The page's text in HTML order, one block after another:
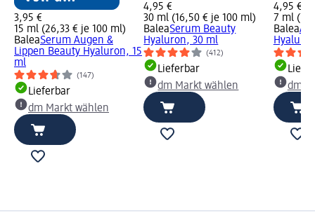
3,95 €
15 ml (26,33 € je 100 ml)
BaleaSerum Augen &
Lippen Beauty Hyaluron, 15
ml
(147)
Lieferbar
dm Markt wählen
4,95 €
30 ml (16,50 € je 100 ml)
BaleaSerum Beauty
Hyaluron, 30 ml
(412)
Lieferbar
dm Markt wählen
4,95 €
7 ml
Balea
dm